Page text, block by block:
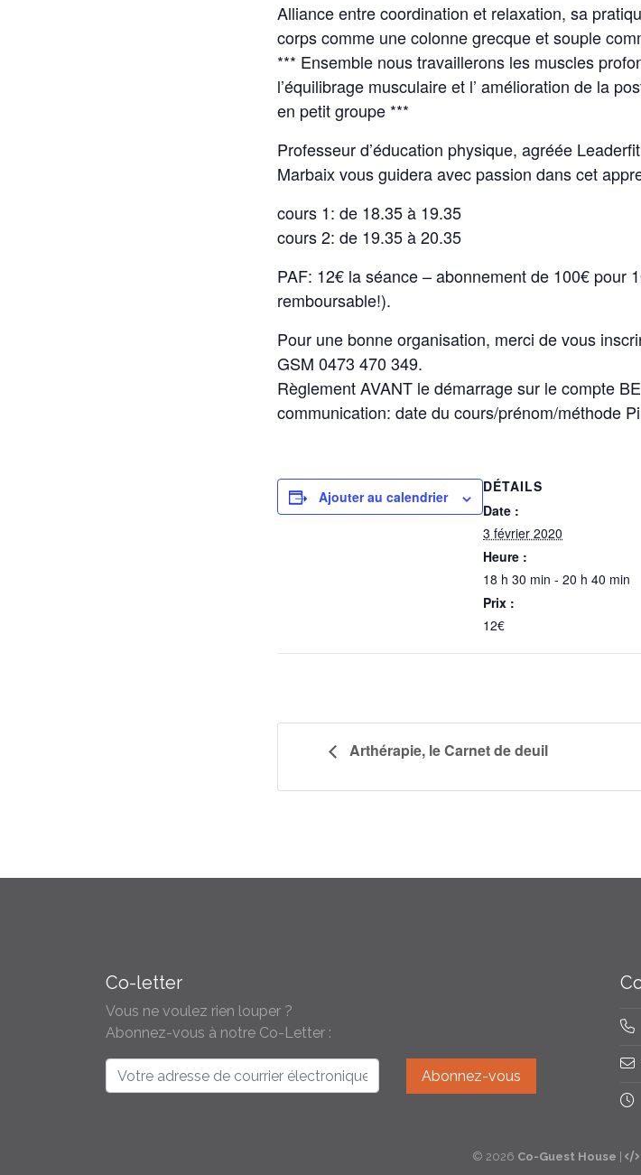
Alliance entre coordination et relaxation, sa
corps comme une colonne grecque et souple
*** Ensemble nous travaillerons les muscles
l’équilibrage musculaire et l’ amélioration de la
en petit groupe ***
Professeur d’éducation physique, agréée
Marbaix vous guidera avec passion dans cet
cours 1: de 18.35 à 19.35
cours 2: de 19.35 à 20.35
PAF: 12€ la séance – abonnement de 100€ pour
remboursable!).
Pour une bonne organisation, merci de vous
GSM 0473 470 349.
Règlement AVANT le démarrage sur le compte
communication: date du cours/prénom/méthode
Ajouter au calendrier
DÉTAILS
Date :
3 février 2020
Heure :
18 h 30 min - 20 h 40 min
Prix :
12€
Arthérapie, le Carnet de deuil
Co-letter
Vous ne voulez rien louper ?
Abonnez-vous à notre Co-Letter :
© 2026 Co-Guest House